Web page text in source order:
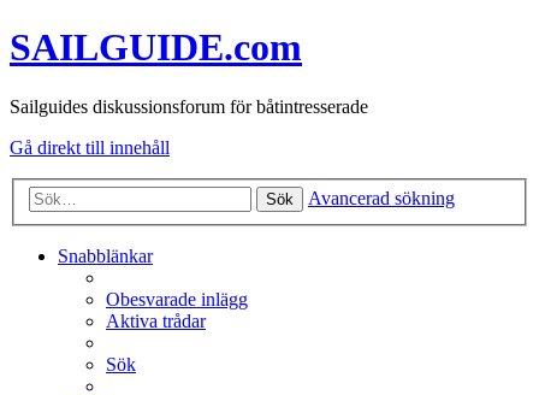
SAILGUIDE.com
Sailguides diskussionsforum för båtintresserade
Gå direkt till innehåll
Sök Avancerad sökning
Snabblänkar
Obesvarade inlägg
Aktiva trådar
Sök